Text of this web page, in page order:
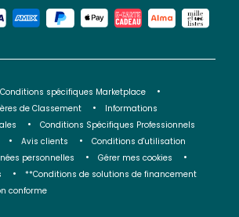
Conditions spécifiques Marketplace
de Classement
Informations
Conditions Spécifiques Professionnels
Avis clients
Conditions d'utilisation
personnelles
Gérer mes cookies
**Conditions de solutions de financement
conforme